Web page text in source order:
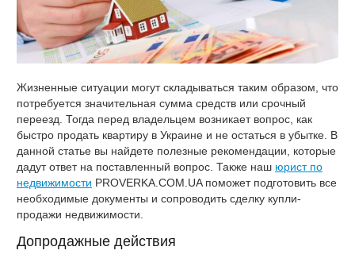
Жизненные ситуации могут складываться таким образом, что
потребуется значительная сумма средств или срочный
переезд. Тогда перед владельцем возникает вопрос, как
быстро продать квартиру в Украине и не остаться в убытке. В
данной статье вы найдете полезные рекомендации, которые
дадут ответ на поставленный вопрос. Также наш юрист по
недвижимости PROVERKA.COM.UA поможет подготовить все
необходимые документы и сопроводить сделку купли-
продажи недвижимости.
Допродажные действия